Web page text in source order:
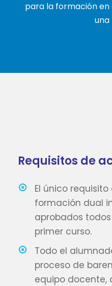
para la formación
una
Requisitos de
El único
formación dual
aprobados
primer curso.
Todo el
proceso de
equipo docente,